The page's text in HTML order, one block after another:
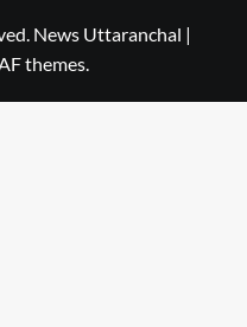
News Uttaranchal |
themes.